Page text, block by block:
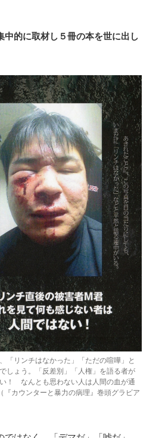
的に取材し５冊の本を世に出し
「リンチはなかった」「ただの喧嘩」と
しょう。「反差別」「人権」を語る者が
！ なんとも思わない人は人間の血が通
『カウンターと暴力の病理』巻頭グラビア